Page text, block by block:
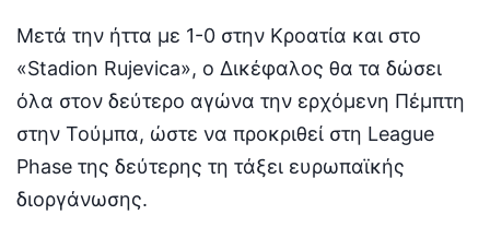
Μετά την ήττα με 1-0 στην Κροατία και στο
«Stadion Rujevica», ο Δικέφαλος θα τα δώσει
όλα στον δεύτερο αγώνα την ερχόμενη Πέμπτη
στην Τούμπα, ώστε να προκριθεί στη League
Phase της δεύτερης τη τάξει ευρωπαϊκής
διοργάνωσης.